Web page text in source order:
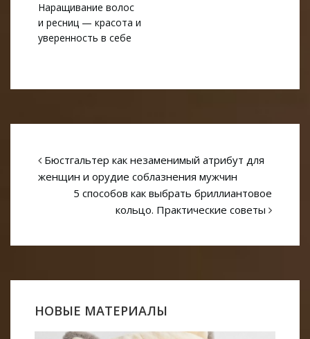
Наращивание волос
и ресниц — красота и
уверенность в себе
Бюстгальтер как незаменимый атрибут для
женщин и орудие соблазнения мужчин
5 способов как выбрать бриллиантовое
кольцо. Практические советы
НОВЫЕ МАТЕРИАЛЫ